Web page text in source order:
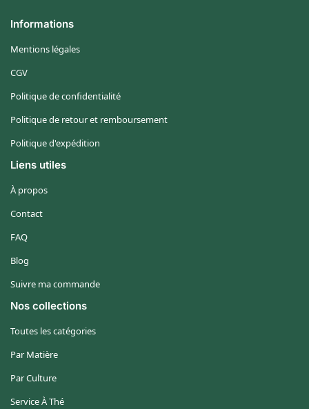
Informations
Mentions légales
CGV
Politique de confidentialité
Politique de retour et remboursement
Politique d'expédition
Liens utiles
À propos
Contact
FAQ
Blog
Suivre ma commande
Nos collections
Toutes les catégories
Par Matière
Par Culture
Service À Thé